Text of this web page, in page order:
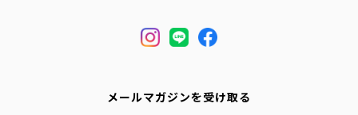
メールマガジンを受け取る